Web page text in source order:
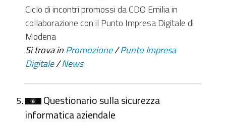
Ciclo di incontri promossi da CDO Emilia in
collaborazione con il Punto Impresa Digitale di
Modena
Si trova in Promozione /Punto Impresa
Digitale /News
Questionario sulla sicurezza
informatica aziendale